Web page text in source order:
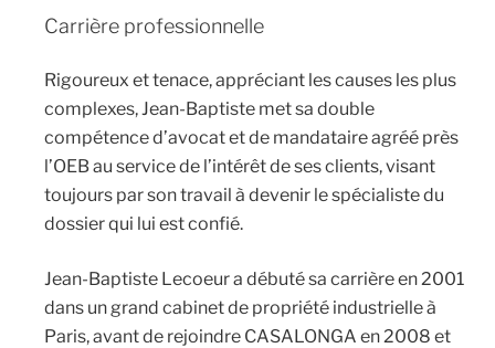
Carrière professionnelle
Rigoureux et tenace, appréciant les causes les plus
complexes, Jean-Baptiste met sa double
compétence d’avocat et de mandataire agréé près
l’OEB au service de l’intérêt de ses clients, visant
toujours par son travail à devenir le spécialiste du
dossier qui lui est confié.
Jean-Baptiste Lecoeur a débuté sa carrière en 2001
dans un grand cabinet de propriété industrielle à
Paris, avant de rejoindre CASALONGA en 2008 et